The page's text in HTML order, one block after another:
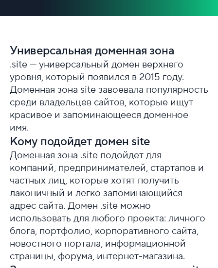
Универсальная доменная зона
.site — универсальный домен верхнего
уровня, который появился в 2015 году.
Доменная зона site завоевала популярность
среди владельцев сайтов, которые ищут
красивое и запоминающееся доменное
имя.
Кому подойдет домен site
Доменная зона .site подойдет для
компаний, предпринимателей, стартапов и
частных лиц, которые хотят получить
лаконичный и легко запоминающийся
адрес сайта. Домен .site можно
использовать для любого проекта: личного
блога, портфолио, корпоративного сайта,
новостного портала, информационной
страницы, форума, интернет-магазина.